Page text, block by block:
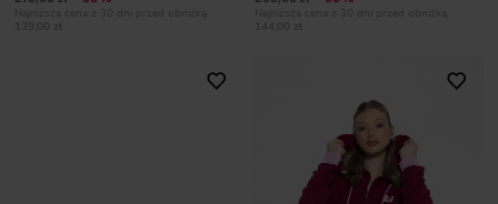
Najniższa cena z 30 dni przed obniżką
139,00 zł
Najniższa cena z 30 dni przed obniżką
144,00 zł